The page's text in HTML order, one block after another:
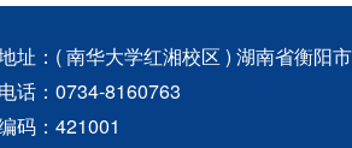
址：( 南华大学红湘校区 ) 湖南省衡阳
话：0734-8160763
码：421001